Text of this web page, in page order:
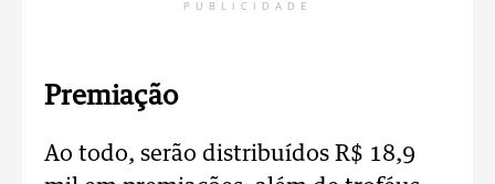
PUBLICIDADE
Premiação
Ao todo, serão distribuídos R$ 18,9